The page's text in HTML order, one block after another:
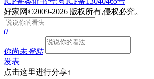
好家网©2009-2026 版权所有,侵权必究。
0
你尚未登陆
发表
点击这里进行分享↑